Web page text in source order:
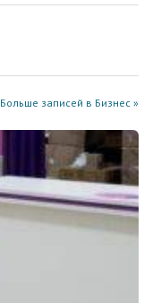
Больше записей в Бизнес »